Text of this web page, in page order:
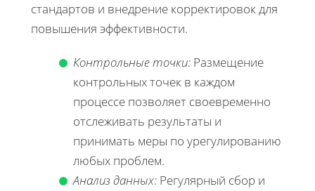
стандартов и внедрение корректировок для
повышения эффективности.
Контрольные точки: Размещение
контрольных точек в каждом
процессе позволяет своевременно
отслеживать результаты и
принимать меры по урегулированию
любых проблем.
Анализ данных: Регулярный сбор и